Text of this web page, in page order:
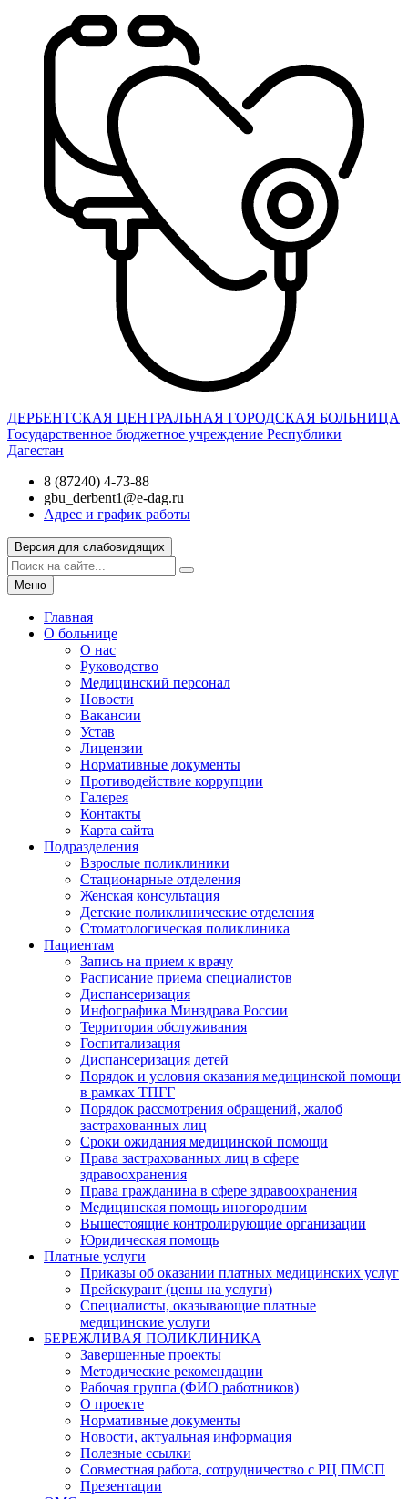
ДЕРБЕНТСКАЯ ЦЕНТРАЛЬНАЯ ГОРОДСКАЯ БОЛЬНИЦА
Государственное бюджетное учреждение Республики
Дагестан
8 (87240) 4-73-88
gbu_derbent1@e-dag.ru
Адрес и график работы
Версия для слабовидящих
Меню
Главная
О больнице
О нас
Руководство
Медицинский персонал
Новости
Вакансии
Устав
Лицензии
Нормативные документы
Противодействие коррупции
Галерея
Контакты
Карта сайта
Подразделения
Взрослые поликлиники
Стационарные отделения
Женская консультация
Детские поликлинические отделения
Стоматологическая поликлиника
Пациентам
Запись на прием к врачу
Расписание приема специалистов
Диспансеризация
Инфографика Минздрава России
Территория обслуживания
Госпитализация
Диспансеризация детей
Порядок и условия оказания медицинской помощи
в рамках ТПГГ
Порядок рассмотрения обращений, жалоб
застрахованных лиц
Сроки ожидания медицинской помощи
Права застрахованных лиц в сфере
здравоохранения
Права гражданина в сфере здравоохранения
Медицинская помощь иногородним
Вышестоящие контролирующие организации
Юридическая помощь
Платные услуги
Приказы об оказании платных медицинских услуг
Прейскурант (цены на услуги)
Специалисты, оказывающие платные
медицинские услуги
БЕРЕЖЛИВАЯ ПОЛИКЛИНИКА
Завершенные проекты
Методические рекомендации
Рабочая группа (ФИО работников)
О проекте
Нормативные документы
Новости, актуальная информация
Полезные ссылки
Совместная работа, сотрудничество с РЦ ПМСП
Презентации